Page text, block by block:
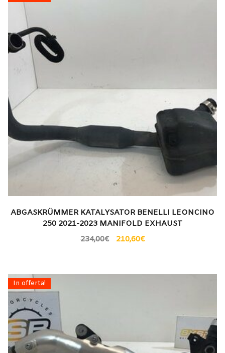
ABGASKRÜMMER KATALYSATOR BENELLI LEONCINO
250 2021-2023 MANIFOLD EXHAUST
234,00€ 210,60€
In offerta!